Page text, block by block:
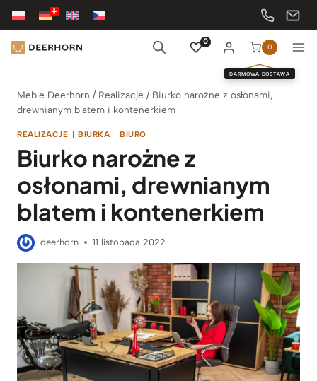
Przejdź
treści
0
0
DARMOWA DOSTAWA
Meble Deerhorn / Realizacje / Biurko narożne z osłonami,
drewnianym blatem i kontenerkiem
REALIZACJE | BIURKA | BIURO
Biurko narożne z
osłonami, drewnianym
blatem i kontenerkiem
deerhorn 11 listopada 2022